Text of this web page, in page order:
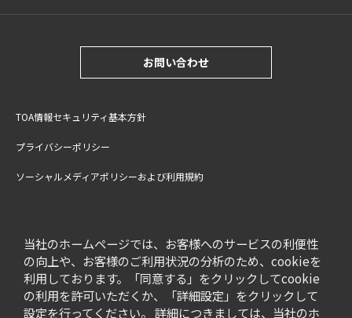
当社のホームページでは、お客様へのサービスの利便性
の向上や、お客様のご利用状況の分析のため、cookieを
利用しております。「同意する」をクリックしてcookie
の利用を許可いただくか、「詳細設定」をクリックして
設定を行ってください。 詳細につきましては、当社のホ
お問い合わせ
TOA情報セキュリティ基本方針
プライバシーポリシー
ソーシャルメディアポリシーおよび利用規約
特定商取引法に基づく表記